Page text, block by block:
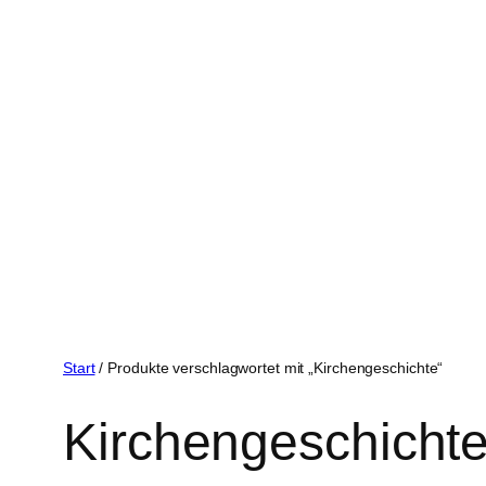
Start/ Produkte verschlagwortet mit „Kirchengeschichte“